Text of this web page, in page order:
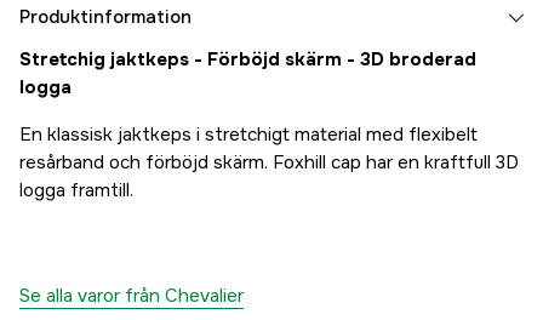
Produktinformation
Stretchig jaktkeps - Förböjd skärm - 3D broderad
logga
En klassisk jaktkeps i stretchigt material med flexibelt
resårband och förböjd skärm. Foxhill cap har en kraftfull 3D
logga framtill.
Se alla varor från Chevalier